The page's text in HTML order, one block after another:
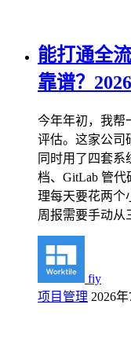
能打通全
靠谱？
今年年初，我帮
评估。这家公司
同时用了四套系
档、GitLab 管
理每天要花两个
周报需要手动
fiy
项目管理 2026年